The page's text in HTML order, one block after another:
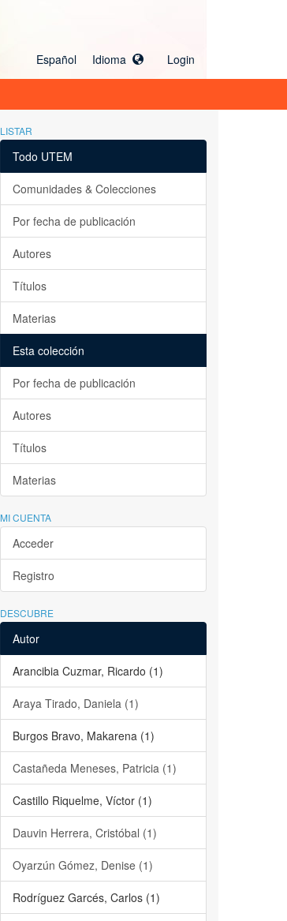
Español Idioma Login
LISTAR
Todo UTEM
Comunidades & Colecciones
Por fecha de publicación
Autores
Títulos
Materias
Esta colección
Por fecha de publicación
Autores
Títulos
Materias
MI CUENTA
Acceder
Registro
DESCUBRE
Autor
Arancibia Cuzmar, Ricardo (1)
Araya Tirado, Daniela (1)
Burgos Bravo, Makarena (1)
Castañeda Meneses, Patricia (1)
Castillo Riquelme, Víctor (1)
Dauvin Herrera, Cristóbal (1)
Oyarzún Gómez, Denise (1)
Rodríguez Garcés, Carlos (1)